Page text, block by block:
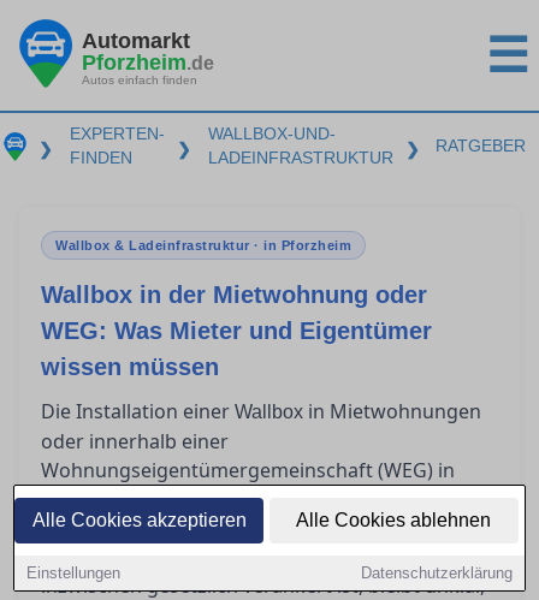
Alle Cookies akzeptieren Alle Cookies ablehnen
Einstellungen Datenschutzerklärung
Automarkt
Pforzheim.de
Autos einfach finden ☰
❯
EXPERTEN-
FINDEN
❯
WALLBOX-UND-
LADEINFRASTRUKTUR
❯ RATGEBER
Wallbox & Ladeinfrastruktur · in Pforzheim
Wallbox in der Mietwohnung oder
WEG: Was Mieter und Eigentümer
wissen müssen
Die Installation einer Wallbox in Mietwohnungen
oder innerhalb einer
Wohnungseigentümergemeinschaft (WEG) in
Pforzheim wirft viele rechtliche und technische
Fragen für Mieter und Eigentümer auf. Während
inzwischen gesetzlich verankert ist, bleibt unklar,